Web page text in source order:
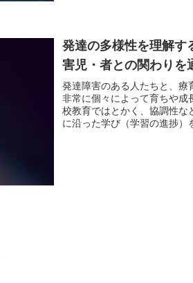
発達の多様性を理解す
害児・者との関わりを
発達障害のある人たちと、療
非常に個々によって育ちや成
校教育ではとかく、協調性な
に沿った学び（学習の進捗）